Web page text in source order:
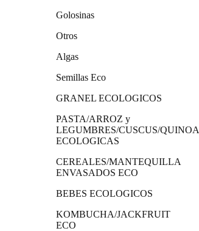
Golosinas
Otros
Algas
Semillas Eco
GRANEL ECOLOGICOS
PASTA/ARROZ y
LEGUMBRES/CUSCUS/QUINOA
ECOLOGICAS
CEREALES/MANTEQUILLA
ENVASADOS ECO
BEBES ECOLOGICOS
KOMBUCHA/JACKFRUIT
ECO